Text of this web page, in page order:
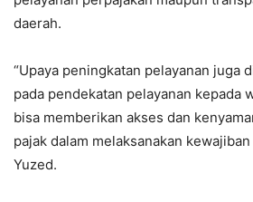
daerah.
“Upaya peningkatan pelayanan juga
pada pendekatan pelayanan kepada
bisa memberikan akses dan
pajak dalam melaksanakan
Yuzed.